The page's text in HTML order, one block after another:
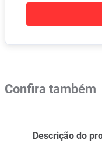
Confira também
Descrição do